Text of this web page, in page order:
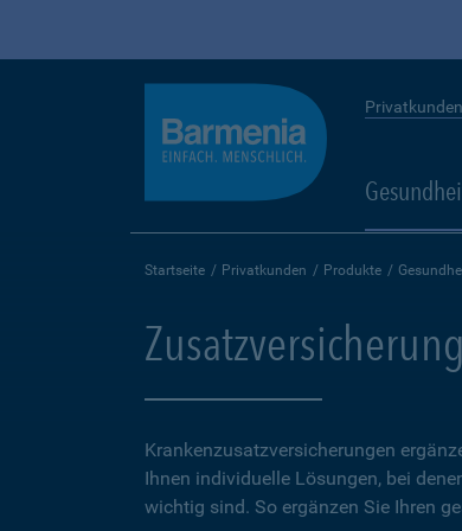
Privatkunden
Startseite Privatkunden Produkte
Zusatzversicherung
Krankenzusatzversicherungen
Ihnen individuelle Lösungen, bei
wichtig sind. So ergänzen Sie Ihren